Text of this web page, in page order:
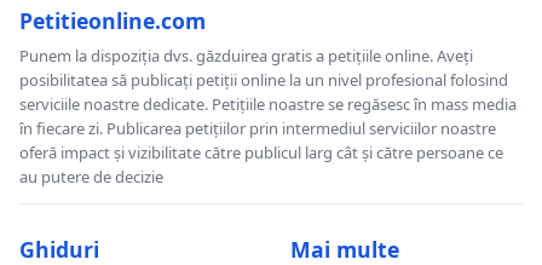
Petitieonline.com
Punem la dispoziția dvs. găzduirea gratis a petițiile online. Aveți
posibilitatea să publicați petiții online la un nivel profesional folosind
serviciile noastre dedicate. Petițiile noastre se regăsesc în mass media
în fiecare zi. Publicarea petițiilor prin intermediul serviciilor noastre
oferă impact și vizibilitate către publicul larg cât și către persoane ce
au putere de decizie
Ghiduri Mai multe